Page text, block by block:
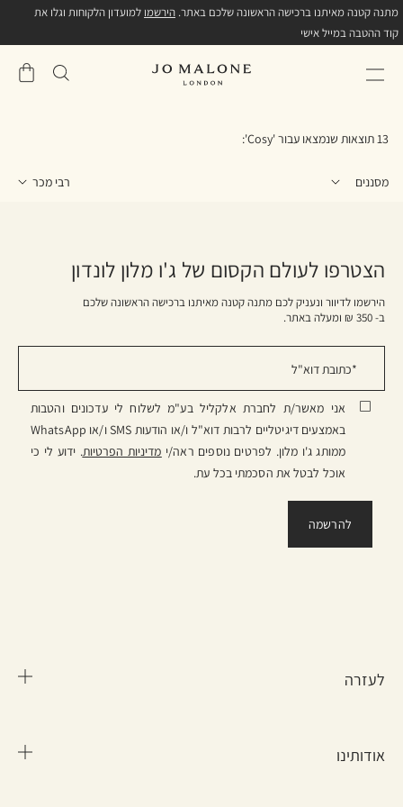
מתנה קטנה מאיתנו ברכישה הראשונה שלכם באתר. הירשמו למועדון הלקוחות וגלו את
קוד ההטבה במייל אישי
שֶׁלִי
13 תוצאות שנמצאו עבור ' Cosy
':
מסננים
הצטרפו לעולם הקסום של ג'ו מלון לונדון
הירשמו לדיוור ונעניק לכם מתנה קטנה מאיתנו ברכישה הראשונה שלכם
ב- 350 ₪ ומעלה באתר.
אני מאשר/ת לחברת אלקליל בע"מ לשלוח לי עדכונים והטבות
באמצעים דיגיטליים לרבות דוא"ל ו/או הודעות SMS ו/או WhatsApp
ממותג ג'ו מלון. לפרטים נוספים ראה/י מדיניות הפרטיות. ידוע לי כי
אוכל לבטל את הסכמתי בכל עת.
לעזרה
שאלות נפוצות
אודותינו